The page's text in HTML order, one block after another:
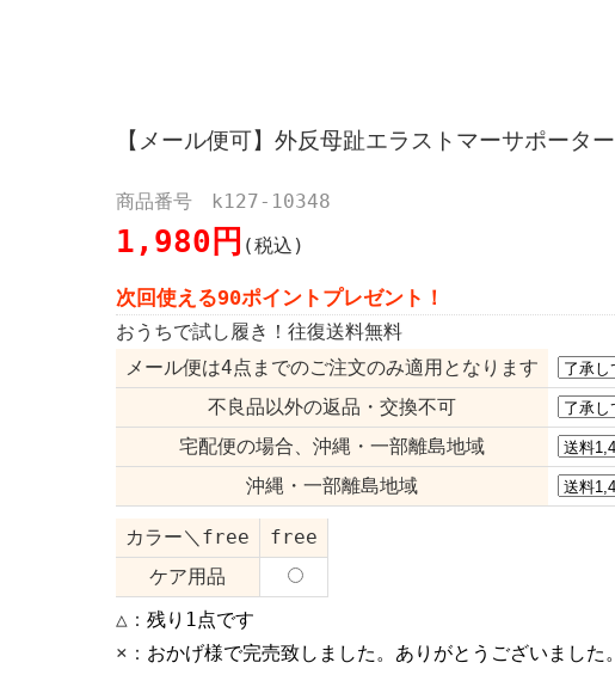
【メール便可】外反母趾エラストマーサポーター
商品番号 k127-10348
1,980円 (税込)
次回使える90ポイントプレゼント！
おうちで試し履き！往復送料無料
メール便は4点までのご注文のみ適用となります
不良品以外の返品・交換不可
宅配便の場合、沖縄・一部離島地域
沖縄・一部離島地域
カラー＼free
free
ケア用品
△： 残り1点です
×： おかげ様で完売致しました。ありがとうございました。